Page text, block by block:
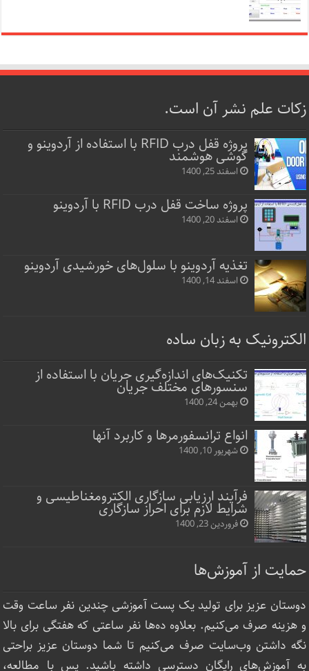
زکات علم نشر آن است.
پروژه قفل‌ درب RFID با استفاده از آردوینو و
گوشی هوشمند
اسفند 25, 1400
پروژه ساخت قفل‌ درب RFID با آردوینو
اسفند 20, 1400
تغذیه آردوینو با سلول‌های خورشیدی آردوینو
اسفند 14, 1400
الکترونیک به زبان ساده
تکنیک‌های اندازه‌گیری جریان با استفاده از
سنسورهای مختلف جریان
بهمن 24, 1400
انواع ترانسفورمرها و کاربرد آنها
شهریور 10, 1400
فرآیند ارزیابی سازگاری الکترومغناطیسی و
شرایط لازم برای احراز سازگاری
فروردین 23, 1400
حمایت از آموزش‌ها
دوستان عزیز برای تولید یک پست آموزشی چندین نفر ساعت‌ وقت
و هزینه صرف می‌کنیم. بعلاوه ده‌ها نفر ساعتی که هفتگی برای بالا
نگه داشتن وب‌سایت صرف ‌می‌کنیم تا شما دوستان عزیز براحتی
به آموزش‌های رایگان دسترسی داشته باشید. پس با مطالعه،